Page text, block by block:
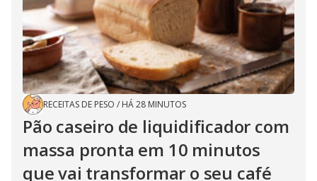
RECEITAS DE PESO / HÁ 28 MINUTOS
Pão caseiro de liquidificador com
massa pronta em 10 minutos
que vai transformar o seu café